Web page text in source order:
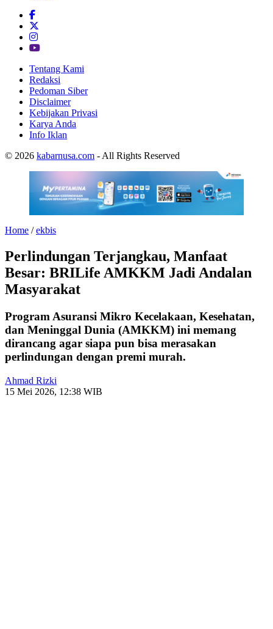
Tentang Kami
Redaksi
Pedoman Siber
Disclaimer
Kebijakan Privasi
Karya Anda
Info Iklan
© 2026 kabarnusa.com - All Rights Reserved
Home /ekbis
Perlindungan Terjangkau, Manfaat
Besar: BRILife AMKKM Jadi Andalan
Masyarakat
Program Asuransi Mikro Kecelakaan, Kesehatan,
dan Meninggal Dunia (AMKKM) ini memang
dirancang agar siapa pun bisa merasakan
perlindungan dengan premi murah.
Ahmad Rizki
15 Mei 2026, 12:38 WIB